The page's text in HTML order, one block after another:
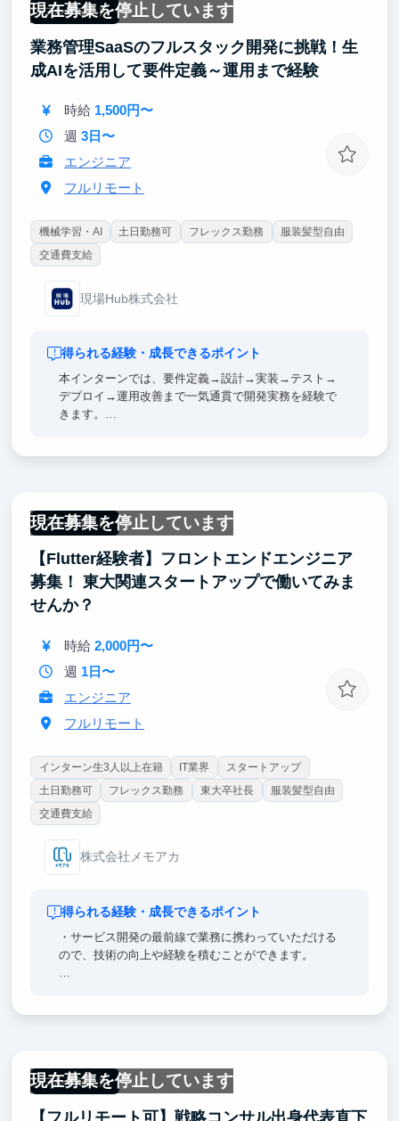
・取締役と直接議論しながらプロジェクトを動かす経
験は大企業インターンではほぼ得られません。経営視
点での意思決定プロセスを間近で体感でき、将来の起
業・戦略職を目指す方に特に価値の高い環境です。
現在募集を停止しています
フルリモート
業務管理SaaSのフルスタック開発に挑戦！生
成AIを活用して要件定義～運用まで経験
時給 1,500円〜
週 3日〜
エンジニア
フルリモート
機械学習・AI 土日勤務可 フレックス勤務
服装髪型自由
交通費支給
現場Hub株式会社
得られる経験・成長できるポイント
本インターンでは、要件定義→設計→実装→テスト→
デプロイ→運用改善まで一気通貫で開発実務を経験で
きます。
ます。
就活では“自走して0→1の機能をリリースした”強いエ
ピソードとして語れます。実ユーザーに価値を届ける
体験が、将来のテックリード/ProductManagerへの最
短距離になります。
現在募集を停止しています
フルリモート
【Flutter経験者】フロントエンドエンジニア
募集！ 東大関連スタートアップで働いてみま
せんか？
時給 2,000円〜
週 1日〜
エンジニア
フルリモート
インターン生3人以上在籍 IT業界
スタートアップ
土日勤務可
フレックス勤務 東大卒社長
服装髪型自由
交通費支給
株式会社メモアカ
得られる経験・成長できるポイント
・サービス開発の最前線で業務に携わっていただける
ので、技術の向上や経験を積むことができます。
・スタートアップでのインターン経験は就職活動にも
大きなアピールポイントになります。
現在募集を停止しています
フルリモート
【フルリモート可】戦略コンサル出身代表直下